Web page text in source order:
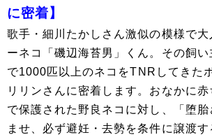
に密着】
歌手・細川たかしさん激似の模様で大
ーネコ「磯辺海苔男」くん。その飼い
で1000匹以上のネコをTNRしてきた
リリンさんに密着します。おなかに
で保護された野良ネコに対し、「堕
ませ、必ず避妊・去勢を条件に譲渡